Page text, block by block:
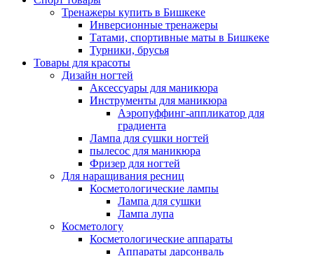
Тренажеры купить в Бишкеке
Инверсионные тренажеры
Татами, спортивные маты в Бишкеке
Турники, брусья
Товары для красоты
Дизайн ногтей
Аксессуары для маникюра
Инструменты для маникюра
Аэропуффинг-аппликатор для
градиента
Лампа для сушки ногтей
пылесос для маникюра
Фризер для ногтей
Для наращивания ресниц
Косметологические лампы
Лампа для сушки
Лампа лупа
Косметологу
Косметологические аппараты
Аппараты дарсонваль